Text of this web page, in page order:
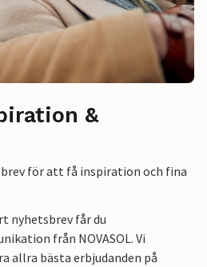
&
för att få inspiration och fina
nyhetsbrev får du
från NOVASOL. Vi
allra bästa erbjudanden på